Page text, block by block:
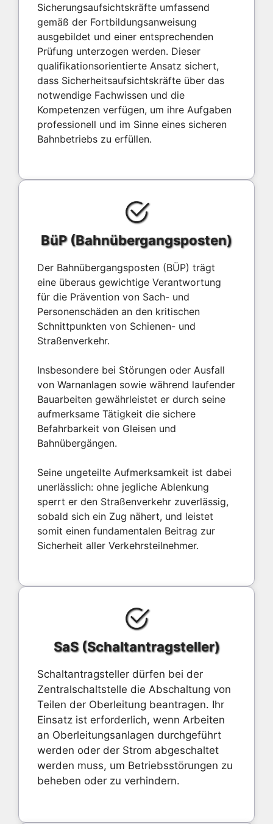
Sicherungsaufsichtskräfte umfassend
gemäß der Fortbildungsanweisung
ausgebildet und einer entsprechenden
Prüfung unterzogen werden. Dieser
qualifikationsorientierte Ansatz sichert,
dass Sicherheitsaufsichtskräfte über das
notwendige Fachwissen und die
Kompetenzen verfügen, um ihre Aufgaben
professionell und im Sinne eines sicheren
Bahnbetriebs zu erfüllen.
BüP (Bahnübergangsposten)
Der Bahnübergangsposten (BÜP) trägt
eine überaus gewichtige Verantwortung
für die Prävention von Sach- und
Personenschäden an den kritischen
Schnittpunkten von Schienen- und
Straßenverkehr.
Insbesondere bei Störungen oder Ausfall
von Warnanlagen sowie während laufender
Bauarbeiten gewährleistet er durch seine
aufmerksame Tätigkeit die sichere
Befahrbarkeit von Gleisen und
Bahnübergängen.
Seine ungeteilte Aufmerksamkeit ist dabei
unerlässlich: ohne jegliche Ablenkung
sperrt er den Straßenverkehr zuverlässig,
sobald sich ein Zug nähert, und leistet
somit einen fundamentalen Beitrag zur
Sicherheit aller Verkehrsteilnehmer.
SaS (Schaltantragsteller)
Schaltantragsteller dürfen bei der
Zentralschaltstelle die Abschaltung von
Teilen der Oberleitung beantragen. Ihr
Einsatz ist erforderlich, wenn Arbeiten
an Oberleitungsanlagen durchgeführt
werden oder der Strom abgeschaltet
werden muss, um Betriebsstörungen zu
beheben oder zu verhindern.